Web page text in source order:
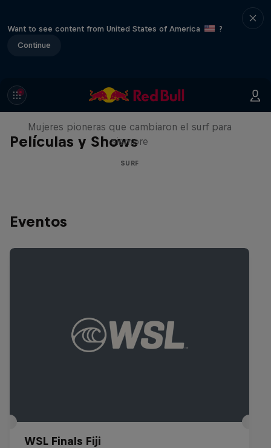
Want to see content from United States of America
?
Continue
Películas y Shows
NOW DAYS
Mujeres pioneras que cambiaron el surf para
siempre
SURF
Eventos
WSL Finals Fiji